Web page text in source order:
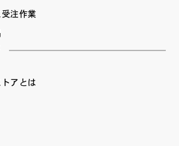
注作業
アとは